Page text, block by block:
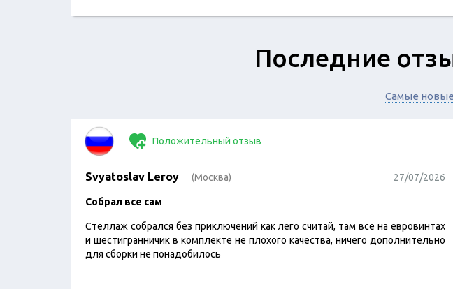
Последние
Самые новые
Положительный отзыв
Svyatoslav Leroy (Москва) 27/07/2026
Собрал все сам
Стеллаж собрался без приключений как лего считай, там все на евровинтах
и шестигранничик в комплекте не плохого качества, ничего дополнительно
для сборки не понадобилось